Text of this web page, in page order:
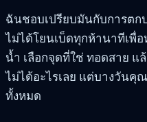
ฉันชอบเปรียบมันกับการต
ไม่ได้โยนเบ็ดทุกห้านาทีเพื่
น้ำ เลือกจุดที่ใช่ ทอดสาย แ
ไม่ได้อะไรเลย แต่บางวัน
ทั้งหมด